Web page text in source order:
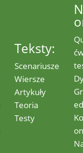
Teksty:
Scenariusze
Wiersze
Artykuły
Teoria
Testy